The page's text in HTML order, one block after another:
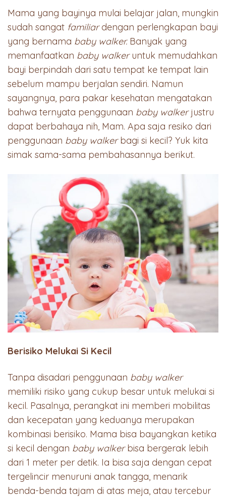
Mama yang bayinya mulai belajar jalan, mungkin
sudah sangat familiardengan perlengkapan bayi
yang bernama baby walker.Banyak yang
memanfaatkan baby walkeruntuk memudahkan
bayi berpindah dari satu tempat ke tempat lain
sebelum mampu berjalan sendiri. Namun
sayangnya, para pakar kesehatan mengatakan
bahwa ternyata penggunaan baby walkerjustru
dapat berbahaya nih, Mam. Apa saja resiko dari
penggunaan baby walkerbagi si kecil? Yuk kita
simak sama-sama pembahasannya berikut.
Berisiko Melukai Si Kecil
Tanpa disadari penggunaan baby walker
memiliki risiko yang cukup besar untuk melukai si
kecil. Pasalnya, perangkat ini memberi mobilitas
dan kecepatan yang keduanya merupakan
kombinasi berisiko. Mama bisa bayangkan ketika
si kecil dengan baby walkerbisa bergerak lebih
dari 1 meter per detik. Ia bisa saja dengan cepat
tergelincir menuruni anak tangga, menarik
benda-benda tajam di atas meja, atau tercebur